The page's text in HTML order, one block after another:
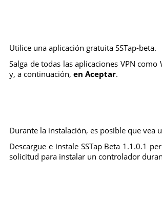
Utilice una aplicación gratuita SSTap-beta.
Salga de todas las aplicaciones VPN
y, a continuación,en Aceptar.
Durante la instalación, es posible que
Descargue e instale SSTap Beta 1.1.0.1
solicitud para instalar un controlador